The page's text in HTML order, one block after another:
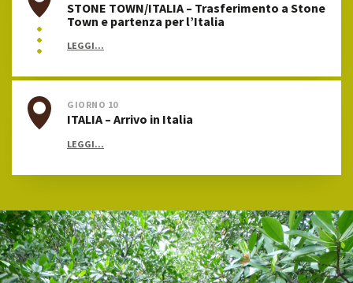
STONE TOWN/ITALIA – Trasferimento a Stone
Town e partenza per l’Italia
LEGGI...
GIORNO 10
ITALIA – Arrivo in Italia
LEGGI...